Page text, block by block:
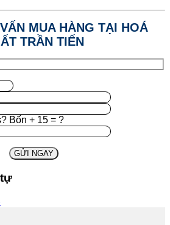
MUA HÀNG TẠI HOÁ
TRẦN TIẾN
Bốn + 15 = ?